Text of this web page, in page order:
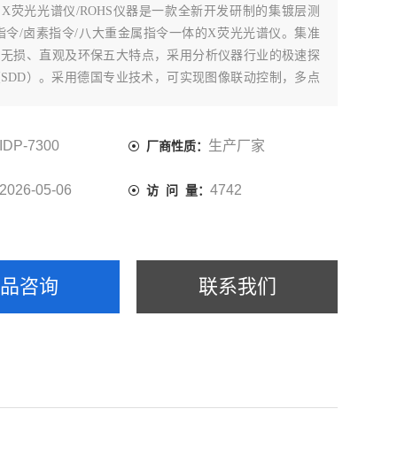
X荧光光谱仪/ROHS仪器是一款全新开发研制的集镀层测
令/卤素指令/八大重金属指令一体的X荧光光谱仪。集准
损、直观及环保五大特点，采用分析仪器行业的极速探
）。采用德国专业技术，可实现图像联动控制，多点
IDP-7300 厂商性质： 生产厂家
2026-05-06 访 问 量： 4742
咨询 联系我们